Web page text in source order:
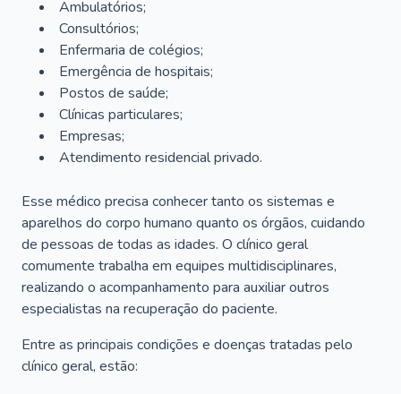
Ambulatórios;
Consultórios;
Enfermaria de colégios;
Emergência de hospitais;
Postos de saúde;
Clínicas particulares;
Empresas;
Atendimento residencial privado.
Esse médico precisa conhecer tanto os sistemas e
aparelhos do corpo humano quanto os órgãos, cuidando
de pessoas de todas as idades. O clínico geral
comumente trabalha em equipes multidisciplinares,
realizando o acompanhamento para auxiliar outros
especialistas na recuperação do paciente.
Entre as principais condições e doenças tratadas pelo
clínico geral, estão: